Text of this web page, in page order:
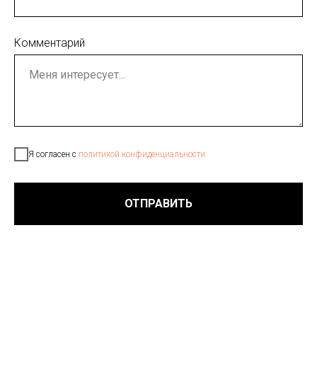
Комментарий
Я согласен с политикой конфиденциальности
ОТПРАВИТЬ